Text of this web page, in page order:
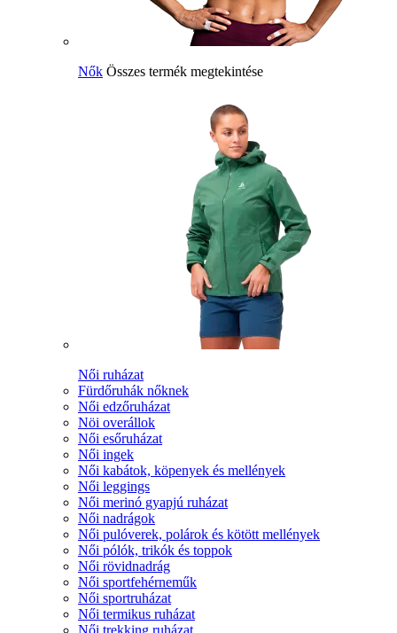
Nők Összes termék megtekintése
Női ruházat
Fürdőruhák nőknek
Női edzőruházat
Nöi overállok
Női esőruházat
Női ingek
Női kabátok, köpenyek és mellények
Női leggings
Női merinó gyapjú ruházat
Női nadrágok
Női pulóverek, polárok és kötött mellények
Női pólók, trikók és toppok
Női rövidnadrág
Női sportfehérneműk
Női sportruházat
Női termikus ruházat
Női trekking ruházat